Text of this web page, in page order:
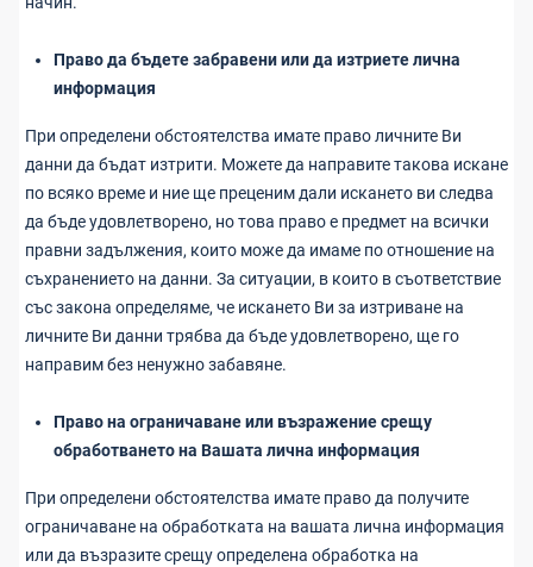
Право да бъдете забравени или да изтриете лична
информация
При определени обстоятелства имате право личните Ви
данни да бъдат изтрити. Можете да направите такова искане
по всяко време и ние ще преценим дали искането ви следва
да бъде удовлетворено, но това право е предмет на всички
правни задължения, които може да имаме по отношение на
съхранението на данни. За ситуации, в които в съответствие
със закона определяме, че искането Ви за изтриване на
личните Ви данни трябва да бъде удовлетворено, ще го
направим без ненужно забавяне.
Право на ограничаване или възражение срещу
обработването на Вашата лична информация
При определени обстоятелства имате право да получите
ограничаване на обработката на вашата лична информация
или да възразите срещу определена обработка на